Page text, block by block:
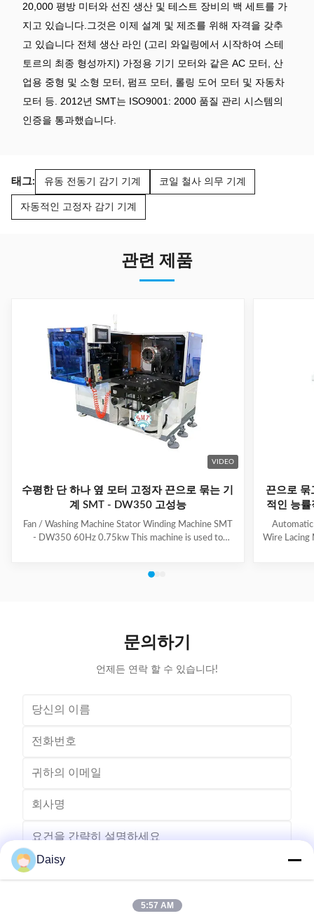
20,000 평방 미터와 선진 생산 및 테스트 장비의 백 세트를 가
지고 있습니다.그것은 이제 설계 및 제조를 위해 자격을 갖추
고 있습니다 전체 생산 라인 (고리 와일링에서 시작하여 스테
토르의 최종 형성까지) 가정용 기기 모터와 같은 AC 모터, 산
업용 중형 및 소형 모터, 펌프 모터, 롤링 도어 모터 및 자동차
모터 등. 2012년 SMT는 ISO9001: 2000 품질 관리 시스템의
인증을 통과했습니다.
태그: 유동 전동기 감기 기계 코일 철사 의무 기계
자동적인 고정자 감기 기계
관련 제품
VIDEO
수평한 단 하나 옆 모터 고정자 끈으로 묶는 기
계 SMT - DW350 고성능
Fan / Washing Machine Stator Winding Machine SMT
- DW350 60Hz 0.75kw This machine is used to
the necessary data. With easy and convenient tooling
motor.Horizontal Winding Inserting
끈으로 묶
적인 능
Automatic
Wire Lacing
문의하기
언제든 연락 할 수 있습니다!
Daisy
5:57 AM